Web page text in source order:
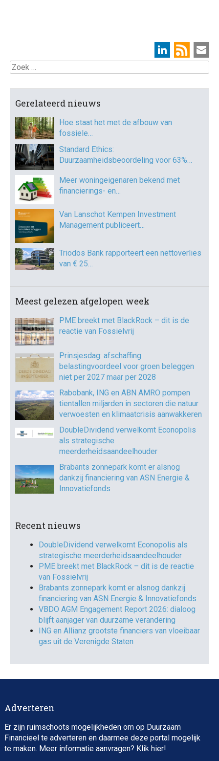
Zoek
Gerelateerd nieuws
Hoe staat het met de afbouw van
fossiele…
Standard Ethics:
Duurzaamheidsbeoordeling voor 63%…
Meer woningeigenaren bekend met
financierings- en…
Van Lanschot Kempen Investment
Management publiceert…
Triodos Bank rapporteert een nettoverlies
van € 25…
Meest gelezen afgelopen week
PME breekt met BlackRock – dit is de
reactie van Fossielvrij
Prinsjesdag: afschaffing
belastingvoordeel voor groen beleggen
niet per 2027 maar per 2028
Rabobank, ING en ABN AMRO pompen
tientallen miljarden in sectoren die natuur
verwoesten en klimaatcrisis aanwakkeren
DoubleDividend verwelkomt Econopolis
als strategische
meerderheidsaandeelhouder
Brabants zonnepark komt er alsnog
dankzij financiering van ASN Energie &
Innovatiefonds
Recent nieuws
DoubleDividend verwelkomt Econopolis als
strategische meerderheidsaandeelhouder
PME breekt met BlackRock – dit is de reactie
van Fossielvrij
Brabants zonnepark komt er alsnog dankzij
financiering van ASN Energie & Innovatiefonds
VBDO AGM Engagement Report 2026: dialoog
blijft aanjager van duurzame verandering
ING en Allianz grootste financiers van vloeibaar
gas uit de Verenigde Staten
Adverteren
Er zijn ruimschoots mogelijkheden om op Duurzaam
Financieel te adverteren en daarmee deze portal mogelijk
te maken. Meer informatie aanvragen? Klik hier!